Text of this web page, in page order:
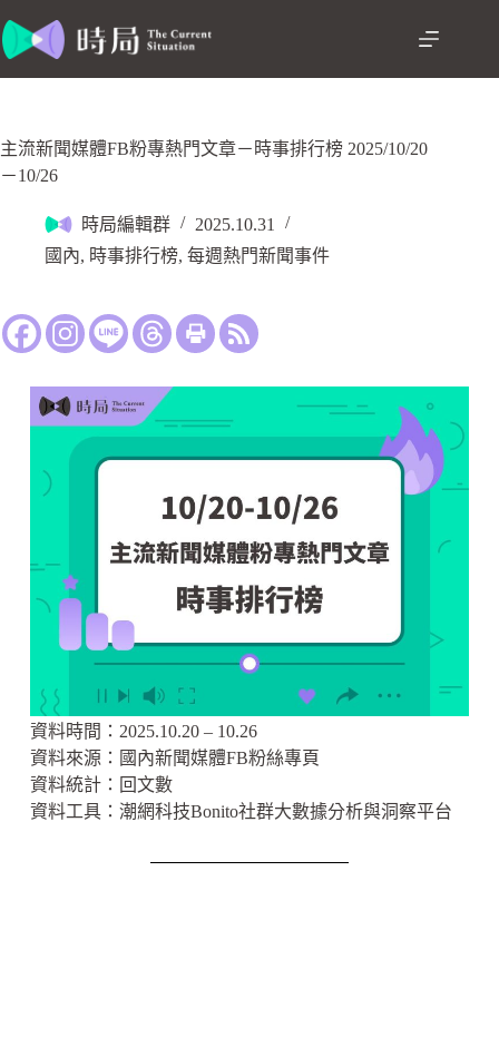
主流新聞媒體FB粉專熱門文章－時事排行榜 2025/10/20
－10/26
時局編輯群
2025.10.31
國內, 時事排行榜, 每週熱門新聞事件
資料時間：2025.10.20 – 10.26
資料來源：國內新聞媒體FB粉絲專頁
資料統計：回文數
資料工具：潮網科技Bonito社群大數據分析與洞察平台